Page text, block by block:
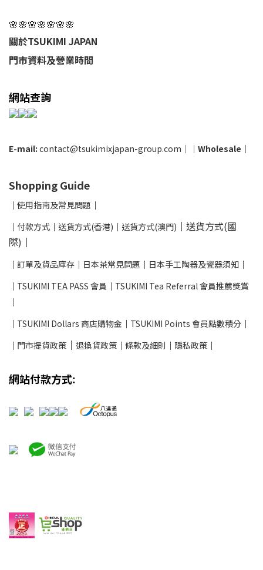
🌸🌸🌸🌸🌸🌸🌸
關於TSUKIMI JAPAN
門市資料及營業時間
網站查詢
E-mail: contact@tsukimixjapan-group.com │ │ Wholesale │
Shopping Guide
│ 使用指南及常見問題 │
│ 付款方式 │ 送貨方式(香港) │ 送貨方式(澳門) │ 送貨方式(國
際) │
│ 訂單及貨品庫存 │ 日本茶常見問題 │ 日本手工陶器及瓷器須知 │
│ TSUKIMI TEA PASS 會員 │ TSUKIMI Tea Referral 會員推薦獎賞
│
│ TSUKIMI Dollars 商店購物金 │ TSUKIMI Points 會員點數積分 │
│ 門市提貨政策 │ 退換貨政策 │ 條款及細則 │ 隱私政策 │
網站付款方式: